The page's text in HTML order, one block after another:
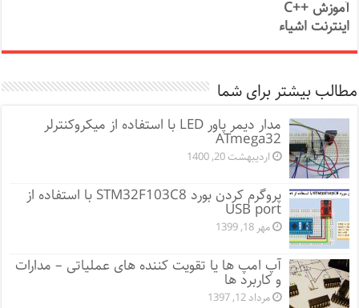
آموزش ++C
اینترنت اشیاء
مطالب بیشتر برای شما
مدار دیمر پاور LED با استفاده از میکروکنترلر
ATmega32
اردیبهشت 20, 1400
پروگرم کردن بورد STM32F103C8 با استفاده از
USB port
مهر 18, 1399
آپ امپ ها یا تقویت کننده های عملیاتی – مدارات
و کاربرد ها
مرداد 12, 1397